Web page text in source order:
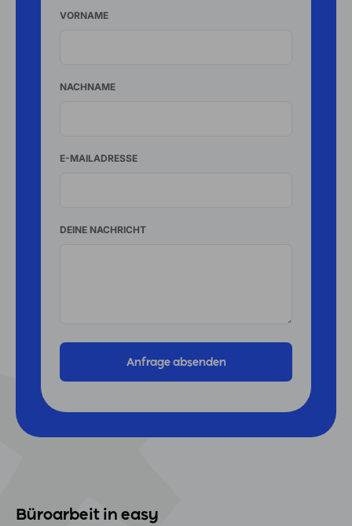
VORNAME
NACHNAME
E-MAILADRESSE
DEINE NACHRICHT
Büroarbeit in easy